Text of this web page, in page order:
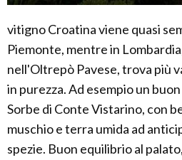
vitigno Croatina viene quasi
Piemonte, mentre in
nell'Oltrepò Pavese, trova più
in purezza. Ad esempio un
Sorbe di Conte Vistarino, con
muschio e terra umida ad
spezie. Buon equilibrio al